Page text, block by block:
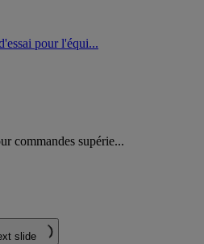
pour l'équi...
commandes supérie...
slide